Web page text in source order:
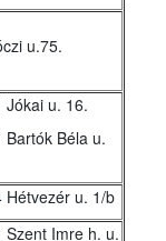
u.75.
Jókai u. 16.
Bartók Béla u.
Hétvezér u. 1/b
Szent Imre h. u.